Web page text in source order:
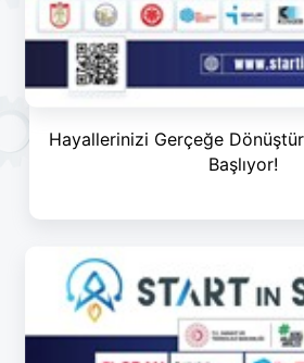
Hayallerinizi Gerçeğe
Başlıyor!